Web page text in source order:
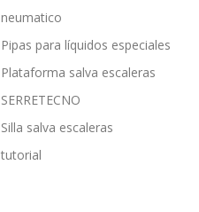
neumatico
Pipas para líquidos especiales
Plataforma salva escaleras
SERRETECNO
Silla salva escaleras
tutorial